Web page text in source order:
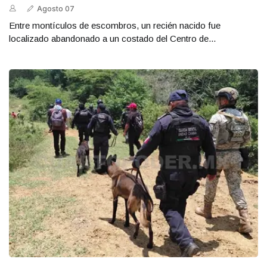
Agosto 07
Entre montículos de escombros, un recién nacido fue
localizado abandonado a un costado del Centro de...